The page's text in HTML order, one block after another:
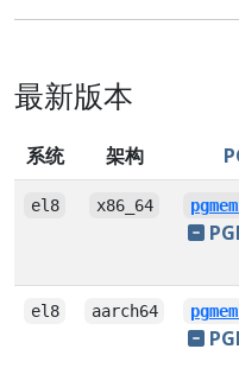
最新版本
系统 架构
el8 x86_64
el8 aarch64